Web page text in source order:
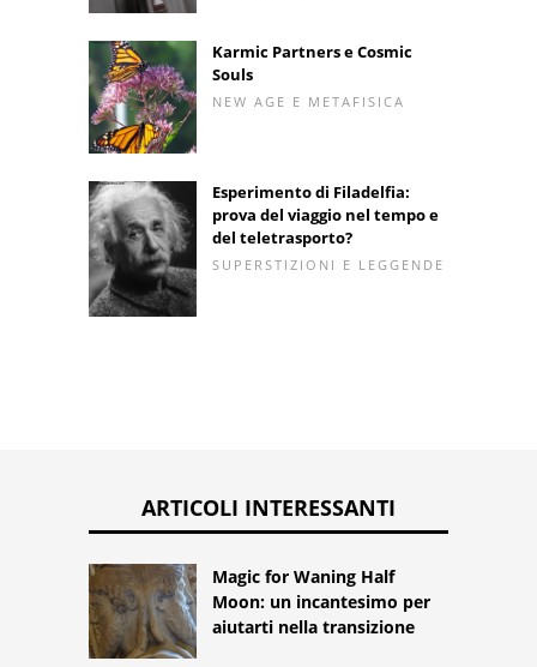
Karmic Partners e Cosmic
Souls
NEW AGE E METAFISICA
Esperimento di Filadelfia:
prova del viaggio nel tempo e
del teletrasporto?
SUPERSTIZIONI E LEGGENDE
ARTICOLI INTERESSANTI
Magic for Waning Half
Moon: un incantesimo per
aiutarti nella transizione